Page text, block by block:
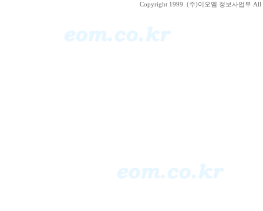
Copyright 1999. (주)이오엠 정보사업부 All